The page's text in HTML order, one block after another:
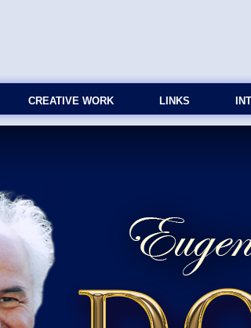
CREATIVE WORK LINKS